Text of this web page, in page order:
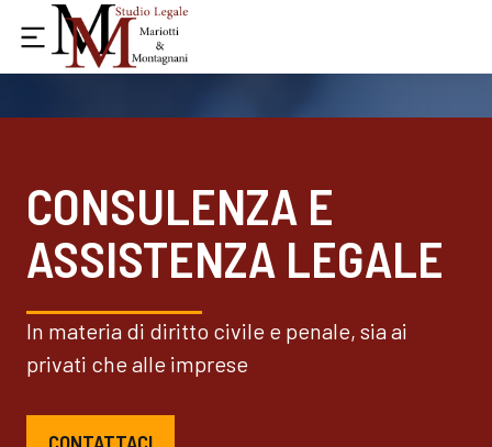
CONSULENZA E
ASSISTENZA LEGALE
In materia di diritto civile e penale, sia ai
privati che alle imprese
CONTATTACI